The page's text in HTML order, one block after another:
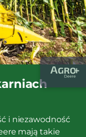
i niezawodność
mają takie